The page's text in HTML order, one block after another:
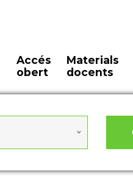
Accés
obert
Materials
docents